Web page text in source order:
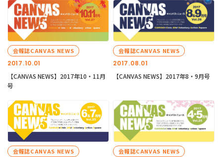
2017.10.01
会報誌CANVAS NEWS
【CANVAS NEWS】2017年10・11月
号
2017.08.01
会報誌CANVAS NEWS
【CANVAS NEWS】2017年8・9月号
会報誌CANVAS NEWS 会報誌CANVAS NEWS